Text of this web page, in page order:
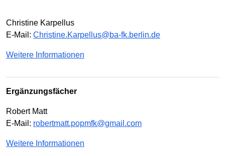
Christine Karpellus
E-Mail: Christine.Karpellus@ba-fk.berlin.de
Weitere Informationen
Ergänzungsfächer
Robert Matt
E-Mail: robertmatt.popmfk@gmail.com
Weitere Informationen